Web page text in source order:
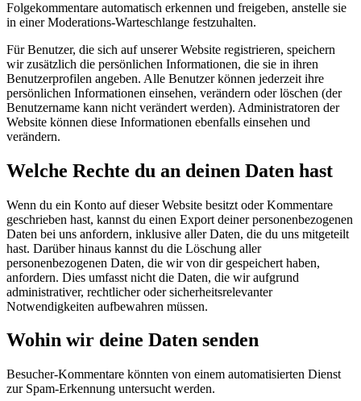
Folgekommentare automatisch erkennen und freigeben, anstelle sie
in einer Moderations-Warteschlange festzuhalten.
Für Benutzer, die sich auf unserer Website registrieren, speichern
wir zusätzlich die persönlichen Informationen, die sie in ihren
Benutzerprofilen angeben. Alle Benutzer können jederzeit ihre
persönlichen Informationen einsehen, verändern oder löschen (der
Benutzername kann nicht verändert werden). Administratoren der
Website können diese Informationen ebenfalls einsehen und
verändern.
Welche Rechte du an deinen Daten hast
Wenn du ein Konto auf dieser Website besitzt oder Kommentare
geschrieben hast, kannst du einen Export deiner personenbezogenen
Daten bei uns anfordern, inklusive aller Daten, die du uns mitgeteilt
hast. Darüber hinaus kannst du die Löschung aller
personenbezogenen Daten, die wir von dir gespeichert haben,
anfordern. Dies umfasst nicht die Daten, die wir aufgrund
administrativer, rechtlicher oder sicherheitsrelevanter
Notwendigkeiten aufbewahren müssen.
Wohin wir deine Daten senden
Besucher-Kommentare könnten von einem automatisierten Dienst
zur Spam-Erkennung untersucht werden.